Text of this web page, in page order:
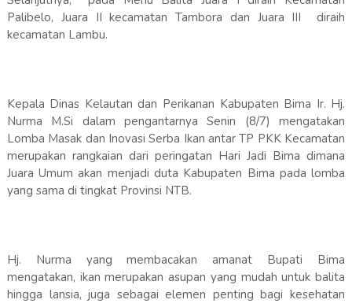
Palibelo, Juara II kecamatan Tambora dan Juara III diraih
kecamatan Lambu.
Kepala Dinas Kelautan dan Perikanan Kabupaten Bima Ir. Hj.
Nurma M.Si dalam pengantarnya Senin (8/7) mengatakan
Lomba Masak dan Inovasi Serba Ikan antar TP PKK Kecamatan
merupakan rangkaian dari peringatan Hari Jadi Bima dimana
Juara Umum akan menjadi duta Kabupaten Bima pada lomba
yang sama di tingkat Provinsi NTB.
Hj. Nurma yang membacakan amanat Bupati Bima
mengatakan, ikan merupakan asupan yang mudah untuk balita
hingga lansia, juga sebagai elemen penting bagi kesehatan